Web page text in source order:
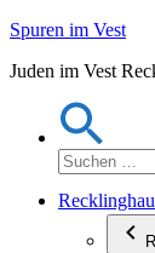
Zum
springen
Spuren im Vest
Juden im Vest
Suchen
nach: